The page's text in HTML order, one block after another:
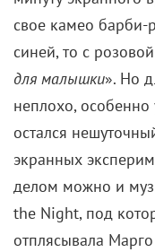
свое камео барби-
синей, то с
для малышки». Но
неплохо, особенно
остался
экранных
делом можно и
the Night, под
отплясывала